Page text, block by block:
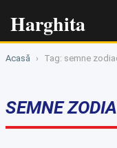
Harghita
Acasă › Tag: semne
SEMNE